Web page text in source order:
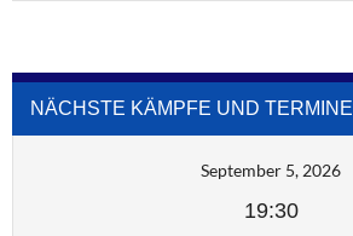
NÄCHSTE KÄMPFE UND TERMINE
September 5, 2026
19:30